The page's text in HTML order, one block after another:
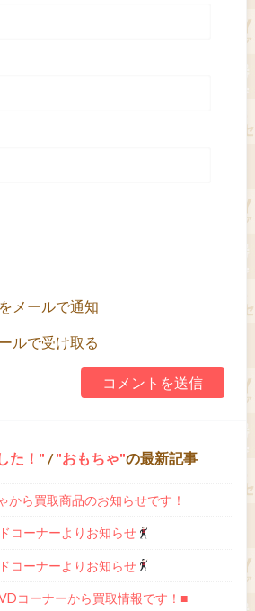
メールで通知
ルで受け取る
た！ / おもちゃ の最新記事
から買取商品のお知らせです！
コーナーよりお知らせ
コーナーよりお知らせ
コーナーから買取情報です！■